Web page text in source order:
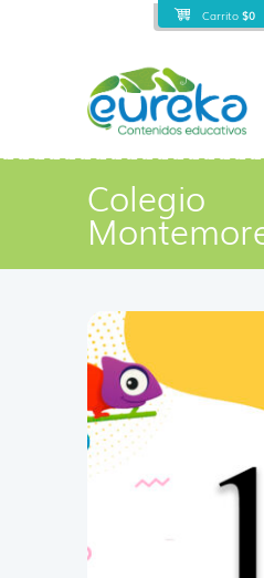
Carrito $0
Colegio